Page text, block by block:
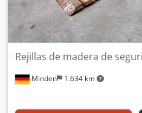
Minden 1.634 km
Rejillas de madera de